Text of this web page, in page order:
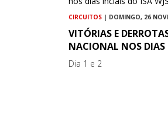
CIRCUITOS | DOMINGO, 26
VITÓRIAS E
NACIONAL NOS DIAS
Dia 1 e 2